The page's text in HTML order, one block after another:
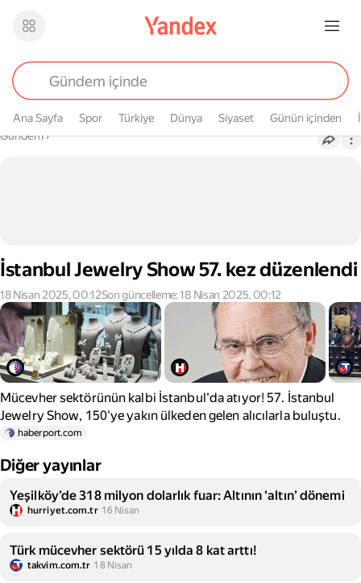
Ana Sayfa Spor Türkiye Dünya Siyaset Günün içinden
Buradasın
Gündem›
İstanbul Jewelry Show 57. kez düzenlendi
18 Nisan 2025, 00:12Son güncelleme: 18 Nisan 2025, 00:12
Mücevher sektörünün kalbi İstanbul'da atıyor! 57. İstanbul
Jewelry Show, 150'ye yakın ülkeden gelen alıcılarla buluştu.
haberport.com
Diğer yayınlar
Yeşilköy’de 318 milyon dolarlık fuar: Altının ‘altın’ dönemi
hurriyet.com.tr 16 Nisan
Türk mücevher sektörü 15 yılda 8 kat arttı!
takvim.com.tr 18 Nisan